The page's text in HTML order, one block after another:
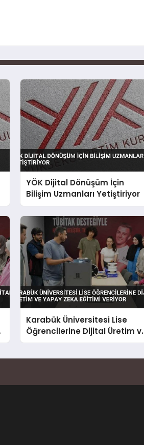
YÖK Dijital Dönüşüm İçin
Bilişim Uzmanları Yetiştiriyor
Karabük Üniversitesi Lise
Öğrencilerine Dijital Üretim
Yapay Zeka Eğitimi Veriyor